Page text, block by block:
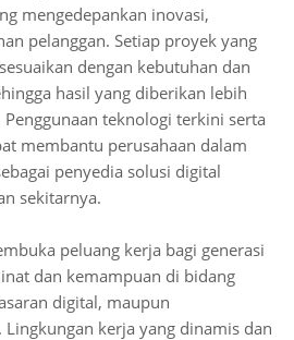
mengedepankan inovasi,
pelanggan. Setiap proyek yang
dengan kebutuhan dan
hasil yang diberikan lebih
teknologi terkini serta
membantu perusahaan dalam
penyedia solusi digital
sekitarnya.
peluang kerja bagi generasi
dan kemampuan di bidang
digital, maupun
Lingkungan kerja yang dinamis dan